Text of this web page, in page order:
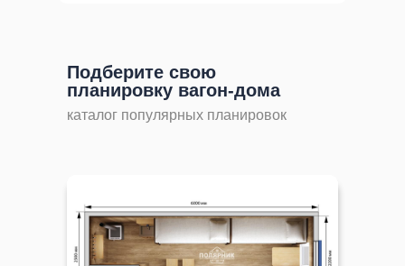
Подберите свою
планировку вагон-дома
каталог популярных планировок